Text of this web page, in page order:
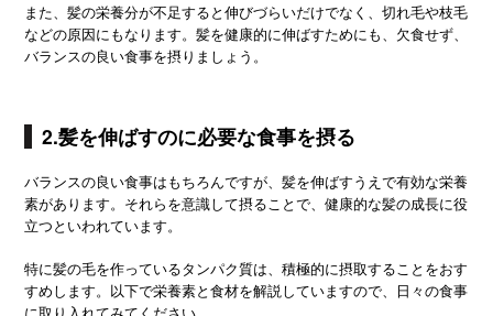
また、髪の栄養分が不足すると伸びづらいだけでなく、切れ毛や枝毛
などの原因にもなります。髪を健康的に伸ばすためにも、欠食せず、
バランスの良い食事を摂りましょう。
2.髪を伸ばすのに必要な食事を摂る
バランスの良い食事はもちろんですが、髪を伸ばすうえで有効な栄養
素があります。それらを意識して摂ることで、健康的な髪の成長に役
立つといわれています。
特に髪の毛を作っているタンパク質は、積極的に摂取することをおす
すめします。以下で栄養素と食材を解説していますので、日々の食事